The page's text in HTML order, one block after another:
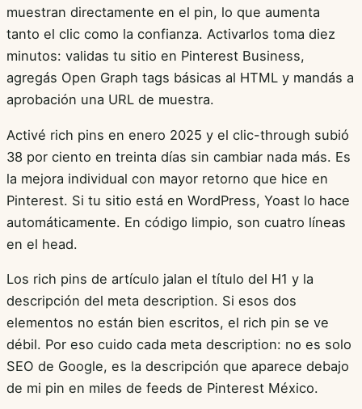
muestran directamente en el pin, lo que aumenta
tanto el clic como la confianza. Activarlos toma diez
minutos: validas tu sitio en Pinterest Business,
agregás Open Graph tags básicas al HTML y mandás a
aprobación una URL de muestra.
Activé rich pins en enero 2025 y el clic-through subió
38 por ciento en treinta días sin cambiar nada más. Es
la mejora individual con mayor retorno que hice en
Pinterest. Si tu sitio está en WordPress, Yoast lo hace
automáticamente. En código limpio, son cuatro líneas
en el head.
Los rich pins de artículo jalan el título del H1 y la
descripción del meta description. Si esos dos
elementos no están bien escritos, el rich pin se ve
débil. Por eso cuido cada meta description: no es solo
SEO de Google, es la descripción que aparece debajo
de mi pin en miles de feeds de Pinterest México.